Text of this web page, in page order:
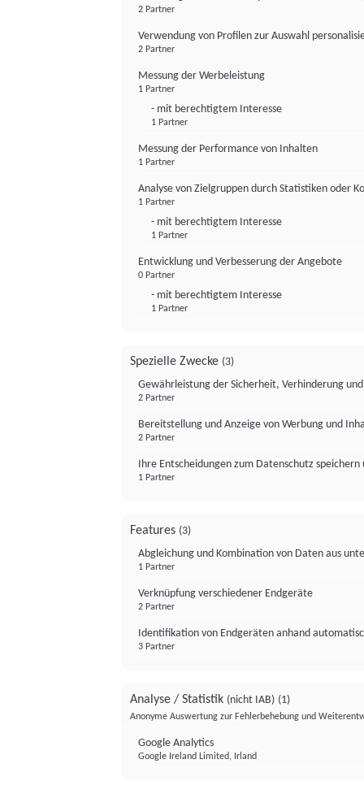
2 Partner
Verwendung von Profilen zur Auswahl
2 Partner
Messung der Werbeleistung
1 Partner
- mit berechtigtem Interesse
1 Partner
Messung der Performance von Inhalten
1 Partner
Analyse von Zielgruppen durch Statistiken oder
1 Partner
- mit berechtigtem Interesse
1 Partner
Entwicklung und Verbesserung der Angebote
0 Partner
- mit berechtigtem Interesse
1 Partner
Spezielle Zwecke (3)
Gewährleistung der Sicherheit, Verhinderung
2 Partner
Bereitstellung und Anzeige von Werbung und
2 Partner
Ihre Entscheidungen zum Datenschutz
1 Partner
Features (3)
Abgleichung und Kombination von Daten aus
1 Partner
Verknüpfung verschiedener Endgeräte
2 Partner
Identifikation von Endgeräten anhand
3 Partner
Analyse / Statistik (nicht IAB) (1)
Anonyme Auswertung zur Fehlerbehebung und
Google Analytics
Google Ireland Limited, Irland